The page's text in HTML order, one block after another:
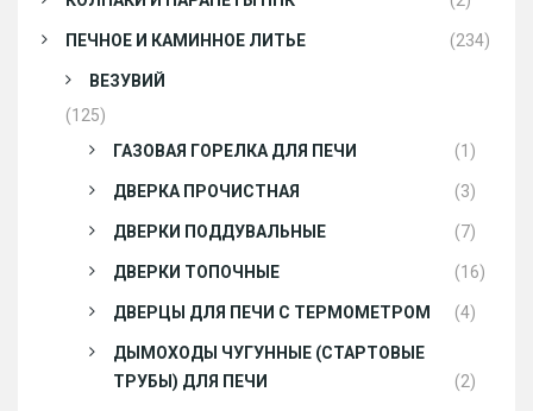
ПЕЧНОЕ И КАМИННОЕ ЛИТЬЕ (234)
ВЕЗУВИЙ
(125)
ГАЗОВАЯ ГОРЕЛКА ДЛЯ ПЕЧИ
(1)
ДВЕРКА ПРОЧИСТНАЯ (3)
ДВЕРКИ ПОДДУВАЛЬНЫЕ (7)
ДВЕРКИ ТОПОЧНЫЕ (16)
ДВЕРЦЫ ДЛЯ ПЕЧИ С ТЕРМОМЕТРОМ (4)
ДЫМОХОДЫ ЧУГУННЫЕ (СТАРТОВЫЕ
ТРУБЫ) ДЛЯ ПЕЧИ
(2)